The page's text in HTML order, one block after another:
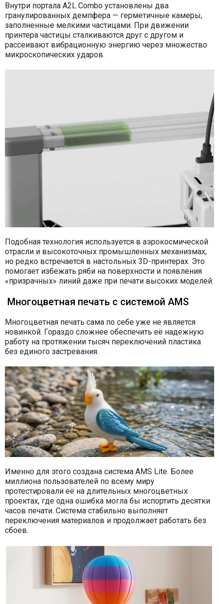
Внутри портала A2L Combo установлены два
гранулированных демпфера — герметичные камеры,
заполненные мелкими частицами. При движении
принтера частицы сталкиваются друг с другом и
рассеивают вибрационную энергию через множество
микроскопических ударов.
Подобная технология используется в аэрокосмической
отрасли и высокоточных промышленных механизмах,
но редко встречается в настольных 3D-принтерах. Это
помогает избежать ряби на поверхности и появления
«призрачных» линий даже при печати высоких моделей.
Многоцветная печать с системой AMS
Многоцветная печать сама по себе уже не является
новинкой. Гораздо сложнее обеспечить её надежную
работу на протяжении тысяч переключений пластика
без единого застревания.
Именно для этого создана система AMS Lite. Более
миллиона пользователей по всему миру
протестировали её на длительных многоцветных
проектах, где одна ошибка могла бы испортить десятки
часов печати. Система стабильно выполняет
переключения материалов и продолжает работать без
сбоев.